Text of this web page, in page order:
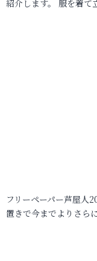
紹介します。 服を着
フリーペーパー芦屋人
置きで今までよりさら